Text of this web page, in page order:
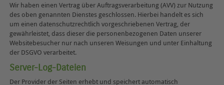
Wir haben einen Vertrag über Auftragsverarbeitung (AVV) zur Nutzung
des oben genannten Dienstes geschlossen. Hierbei handelt es sich
um einen datenschutzrechtlich vorgeschriebenen Vertrag, der
gewährleistet, dass dieser die personenbezogenen Daten unserer
Websitebesucher nur nach unseren Weisungen und unter Einhaltung
der DSGVO verarbeitet.
Server-Log-Dateien
Der Provider der Seiten erhebt und speichert automatisch